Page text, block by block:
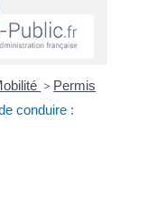
> Permis
conduire :